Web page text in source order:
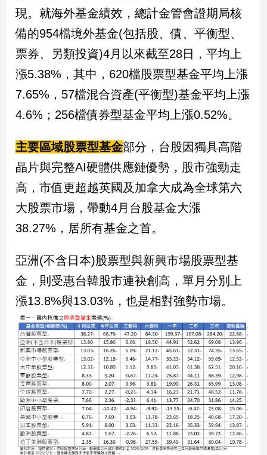
政
治
焦
品
觀
點
民
調
會
焦
點
觀
點
兩
岸/
國
際
會/
地
方
新
冠
病
毒
專
區
現。就海外基金績效，總計金管會證期局核
備的954檔境外基金(包括股、債、平衡型、
票券、另類投資)4月以來截至28日，平均上
漲5.38%，其中，620檔股票型基金平均上漲
7.65%，57檔混合資產(平衡型)基金平均上漲
4.6%；256檔債券型基金平均上漲0.52%。
主要區域股票型基金部分，台股因獨具高階
晶片與完整AI硬體供應鏈優勢，股市強勁走
高，市值更超越英國及加拿大成為全球第六
大股票市場，帶動4月台股基金大漲
38.27%，居所有基金之首。
亞洲(不含日本)股票型與新興市場股票型基
金，則受惠台韓股市連袂創高，單月分別上
漲13.8%與13.03%，也是相對強勢市場。